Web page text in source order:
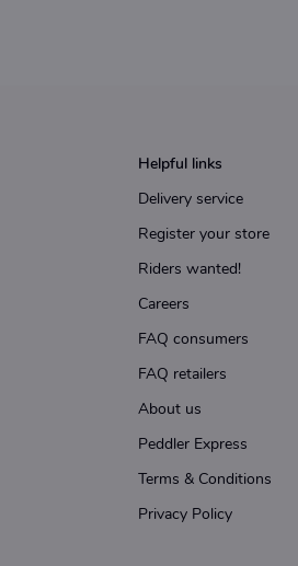
Helpful links
Delivery service
Register your store
Riders wanted!
Careers
FAQ consumers
FAQ retailers
About us
Peddler Express
Terms & Conditions
Privacy Policy